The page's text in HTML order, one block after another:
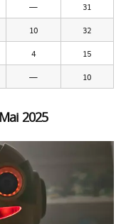
— 31
10 32
4 15
— 10
2025